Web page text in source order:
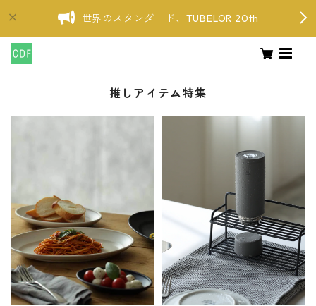
世界のスタンダード、TUBELOR 20th
推しアイテム特集